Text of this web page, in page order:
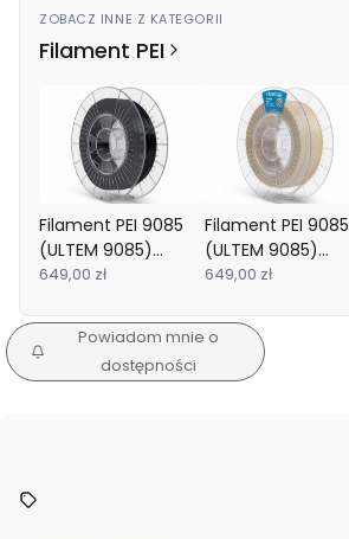
ZOBACZ INNE Z KATEGORII
Filament PEI
Filament PEI 9085
(ULTEM 9085)
Fiberlogy 1.75mm
649,00 zł
Filament PEI 9085
(ULTEM 9085)
Fiberlogy 1.75mm
649,00 zł
Powiadom mnie o
dostępności